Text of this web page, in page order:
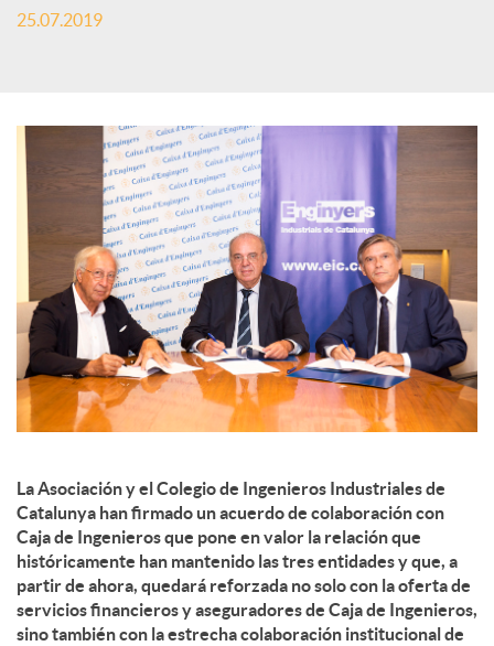
e
n
R
e
d
e
S
o
25.07.2019
La Asociación y el Colegio de Ingenieros Industriales de
Catalunya han firmado un acuerdo de colaboración con
Caja de Ingenieros que pone en valor la relación que
históricamente han mantenido las tres entidades y que, a
partir de ahora, quedará reforzada no solo con la oferta de
servicios financieros y aseguradores de Caja de Ingenieros,
sino también con la estrecha colaboración institucional de